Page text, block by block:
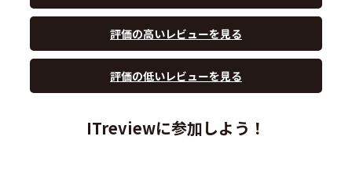
評価の高いレビューを見る
評価の低いレビューを見る
ITreviewに参加しよう！